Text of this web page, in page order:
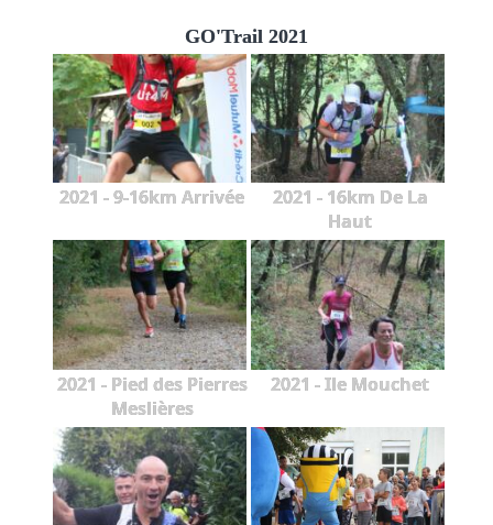
GO'Trail 2021
2021 - 9-16km Arrivée
2021 - 16km De La
Haut
2021 - Pied des Pierres
Meslières
2021 - Ile Mouchet